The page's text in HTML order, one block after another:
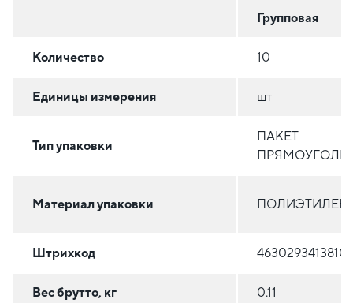
Групповая
Количество 10
Единицы измерения шт
Тип упаковки
ПАКЕТ
Материал упаковки ПОЛИЭТИЛЕН
Штрихкод 4630293413810
Вес брутто, кг 0.11